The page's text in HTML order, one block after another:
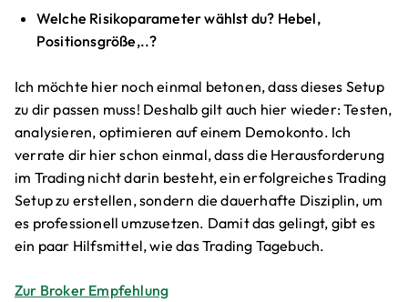
Welche Risikoparameter wählst du? Hebel,
Positionsgröße,..?
Ich möchte hier noch einmal betonen, dass dieses Setup
zu dir passen muss! Deshalb gilt auch hier wieder: Testen,
analysieren, optimieren auf einem Demokonto. Ich
verrate dir hier schon einmal, dass die Herausforderung
im Trading nicht darin besteht, ein erfolgreiches Trading
Setup zu erstellen, sondern die dauerhafte Disziplin, um
es professionell umzusetzen. Damit das gelingt, gibt es
ein paar Hilfsmittel, wie das Trading Tagebuch.
Zur Broker Empfehlung